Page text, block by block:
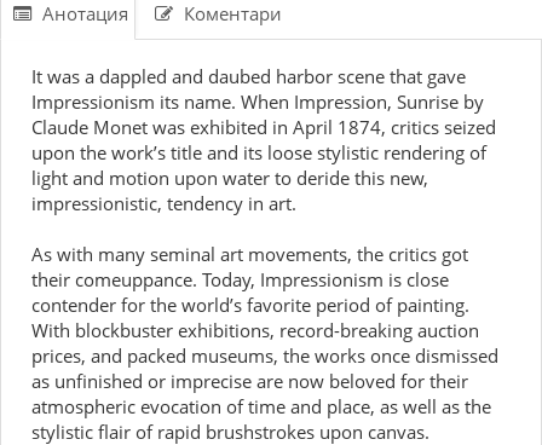
Анотация Коментари
It was a dappled and daubed harbor scene that gave
Impressionism its name. When Impression, Sunrise by
Claude Monet was exhibited in April 1874, critics seized
upon the work’s title and its loose stylistic rendering of
light and motion upon water to deride this new,
impressionistic, tendency in art.
As with many seminal art movements, the critics got
their comeuppance. Today, Impressionism is close
contender for the world’s favorite period of painting.
With blockbuster exhibitions, record-breaking auction
prices, and packed museums, the works once dismissed
as unfinished or imprecise are now beloved for their
atmospheric evocation of time and place, as well as the
stylistic flair of rapid brushstrokes upon canvas.